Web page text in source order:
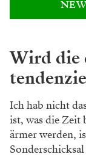
Wird die
Ich hab nicht
ist, was die Zeit
ärmer werden,